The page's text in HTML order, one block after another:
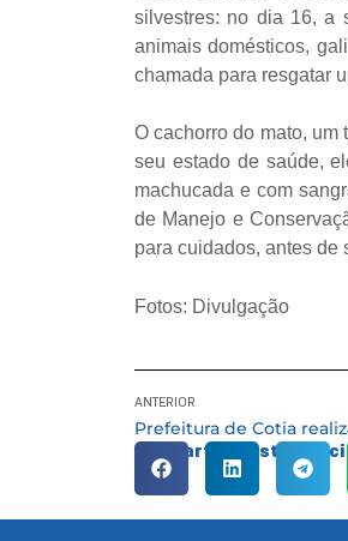
silvestres: no dia 16, a
animais domésticos,
chamada para resgatar
O cachorro do mato,
seu estado de saúde,
machucada e com
de Manejo e
para cuidados, antes de
Fotos: Divulgação
ANTERIOR
Compartilhe esta